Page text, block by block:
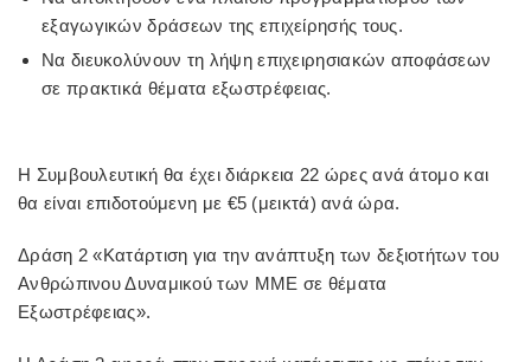
εξαγωγικών δράσεων της επιχείρησής τους.
Να διευκολύνουν τη λήψη επιχειρησιακών αποφάσεων
σε πρακτικά θέματα εξωστρέφειας.
Η Συμβουλευτική θα έχει διάρκεια 22 ώρες ανά άτομο και
θα είναι επιδοτούμενη με €5 (μεικτά) ανά ώρα.
Δράση 2 «Κατάρτιση για την ανάπτυξη των δεξιοτήτων του
Ανθρώπινου Δυναμικού των ΜΜΕ σε θέματα
Εξωστρέφειας».